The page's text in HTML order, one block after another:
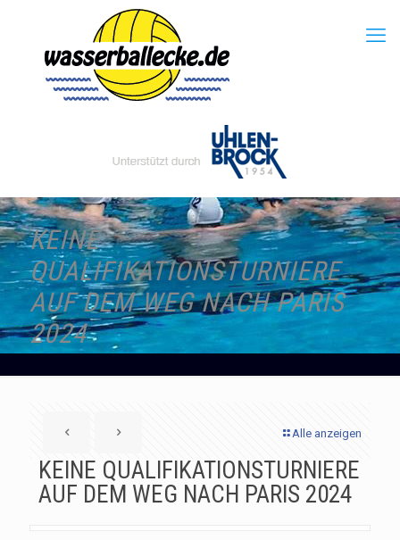
KEINE
QUALIFIKATIONSTURNIERE
AUF DEM WEG NACH PARIS
2024
Alle anzeigen
KEINE QUALIFIKATIONSTURNIERE
AUF DEM WEG NACH PARIS 2024